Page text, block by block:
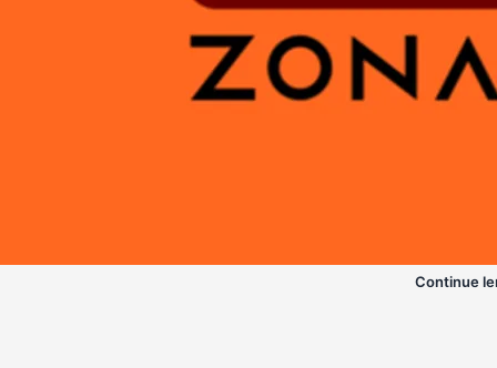
Continue